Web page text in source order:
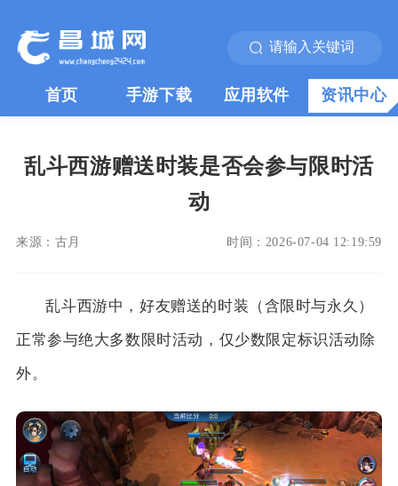
首页 手游下载 应用软件 资讯中心
乱斗西游赠送时装是否会参与限时活
动
来源： 古月 时间： 2026-07-04 12:19:59
乱斗西游中，好友赠送的时装（含限时与永久）
正常参与绝大多数限时活动，仅少数限定标识活动除
外。